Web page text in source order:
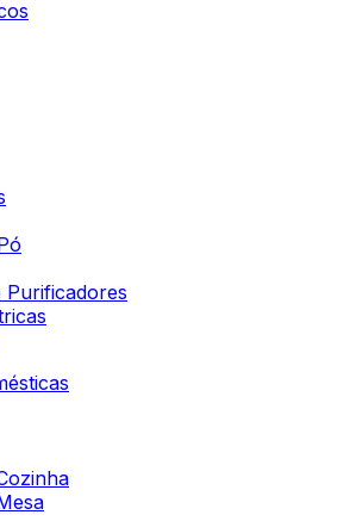
Purificadores